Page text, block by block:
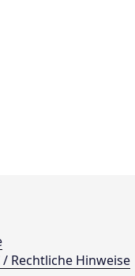
Rechtliche Hinweise